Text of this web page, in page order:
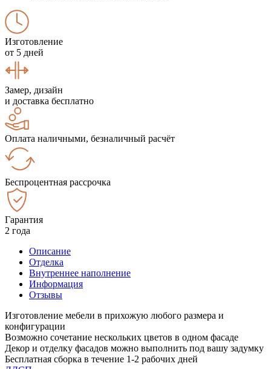
Изготовление
от 5 дней
Замер, дизайн
и доставка бесплатно
Оплата наличными, безналичный расчёт
Беспроцентная рассрочка
Гарантия
2 года
Описание
Отделка
Внутреннее наполнение
Информация
Отзывы
Изготовление мебели в прихожую любого размера и
конфигурации
Возможно сочетание нескольких цветов в одном фасаде
Декор и отделку фасадов можно выполнить под вашу задумку
Бесплатная сборка в течение 1-2 рабочих дней